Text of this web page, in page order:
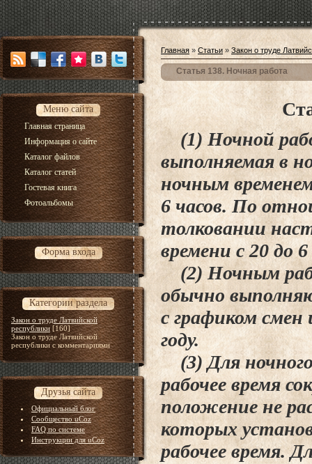
Меню сайта
Главная страница
Информация о сайте
Каталог файлов
Каталог статей
Гостевая книга
Фотоальбомы
Форма входа
Категории раздела
Закон о труде Латвийской
республики [160]
Закон о труде Латвийской
республики с комментариями
Друзья сайта
Официальный блог
Сообщество uCoz
FAQ по системе
Инструкции для uCoz
Главная » Статьи » Закон о труде
Статья 138. Ночная работа
(1) Ночной
выполняемая в
ночным
6 часов. По
толковании
времени с 20 до 6
(2) Ночным
обычно
с графиком смен
году.
(3) Для ночного
рабочее время
положение не
которых
рабочее время.